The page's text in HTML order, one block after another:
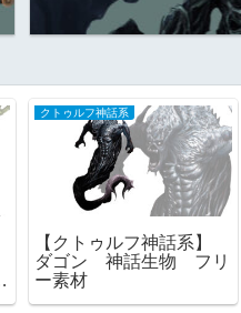
クトゥルフ神話系
【クトゥルフ神話系】
ダゴン 神話生物 フリ
ー素材